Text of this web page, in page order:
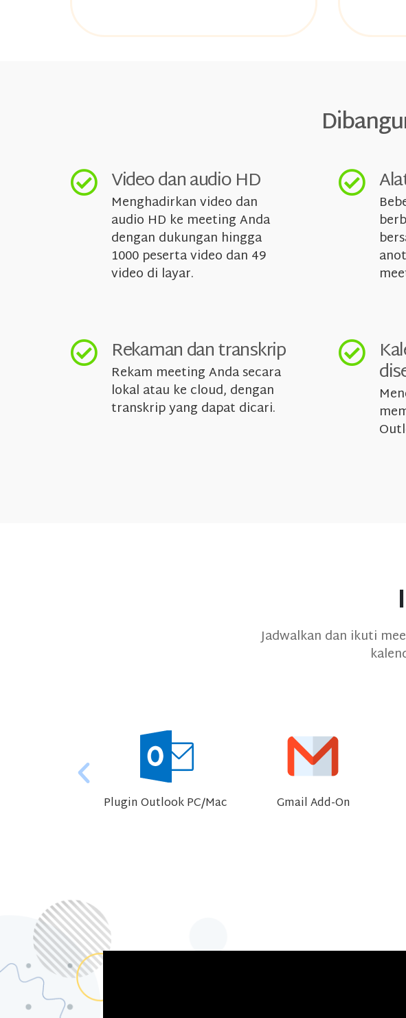
Video dan audio HD
Menghadirkan video dan
audio HD ke meeting Anda
dengan dukungan hingga
1000 peserta video dan 49
video di layar.
Rekaman dan transkrip
Rekam meeting Anda secara
lokal atau ke cloud, dengan
transkrip yang dapat dicari.
Jadwalkan dan ikuti
Plugin Outlook PC/Mac Gmail Add-On